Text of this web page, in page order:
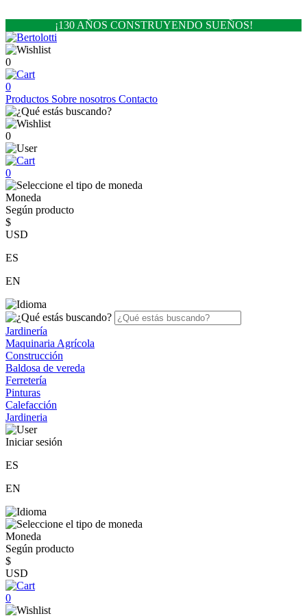
¡130 AÑOS CONSTRUYENDO SUEÑOS!
0
0
Productos Sobre nosotros Contacto
0
0
Moneda
Según producto
$
USD
ES
EN
Jardinería
Maquinaria Agrícola
Construcción
Baldosa de vereda
Ferretería
Pinturas
Calefacción
Jardineria
Iniciar sesión
ES
EN
Moneda
Según producto
$
USD
0